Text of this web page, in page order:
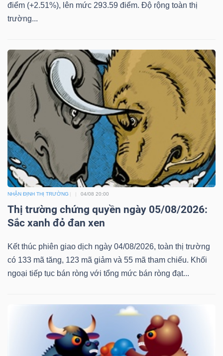
điểm (+2.51%), lên mức 293.59 điểm. Độ rộng toàn thị
trường...
NHẬN ĐỊNH THỊ TRƯỜNG 04/08 20:00
Thị trường chứng quyền ngày 05/08/2026:
Sắc xanh đỏ đan xen
Kết thúc phiên giao dịch ngày 04/08/2026, toàn thị trường
có 133 mã tăng, 123 mã giảm và 55 mã tham chiếu. Khối
ngoại tiếp tục bán ròng với tổng mức bán ròng đạt...